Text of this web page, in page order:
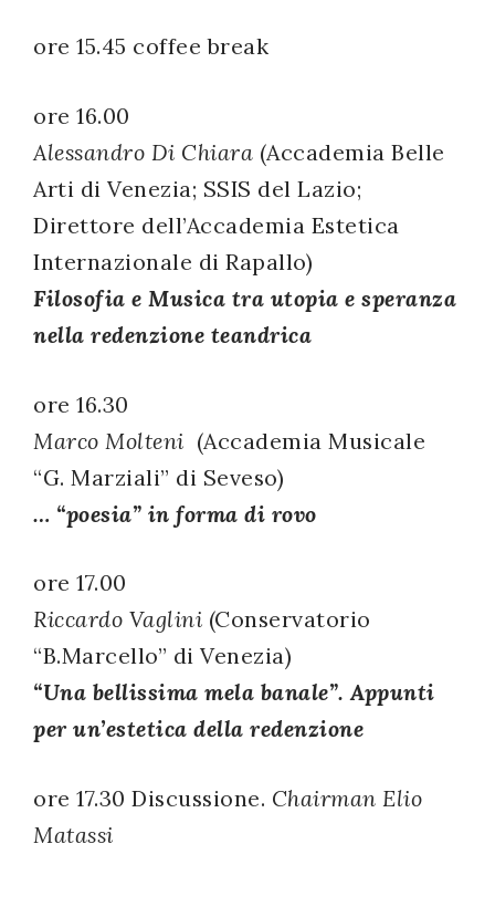
ore 15.45 coffee break
ore 16.00
Alessandro Di Chiara (Accademia Belle
Arti di Venezia; SSIS del Lazio;
Direttore dell’Accademia Estetica
Internazionale di Rapallo)
Filosofia e Musica tra utopia e speranza
nella redenzione teandrica
ore 16.30
Marco Molteni (Accademia Musicale
“G. Marziali” di Seveso)
… “poesia” in forma di rovo
ore 17.00
Riccardo Vaglini (Conservatorio
“B.Marcello” di Venezia)
“Una bellissima mela banale”. Appunti
per un’estetica della redenzione
ore 17.30 Discussione. Chairman Elio
Matassi